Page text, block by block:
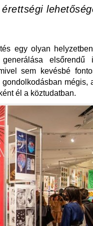
egy olyan
elsőrendű
sem kevésbé
mégis,
él a köztudatban.